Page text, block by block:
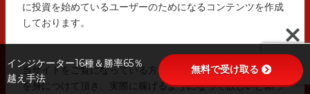
に投資を始めているユーザーのためになるコンテンツを作成
しております。
当サイトをご覧になっている方には、しっかりと投資の知識
を身につけて頂き、実際に稼げるようになって欲しいと願っ
インジケーター16種＆勝率65％
越え手法
無料で受け取る